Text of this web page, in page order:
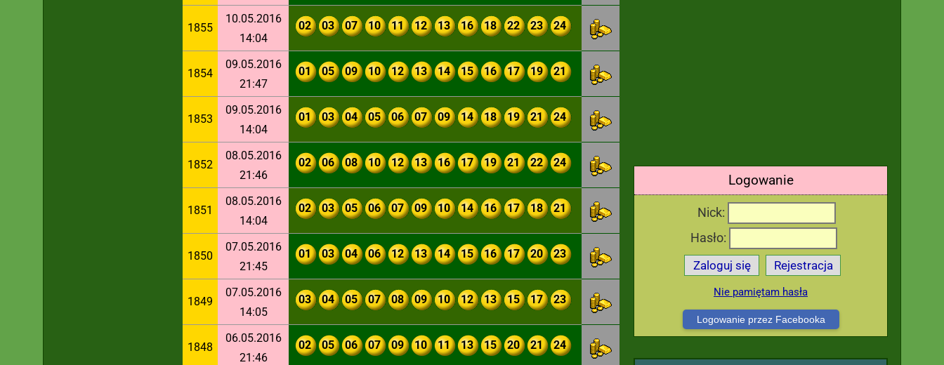
Logowanie
Nick:
Hasło:
Zaloguj się Rejestracja
Nie pamiętam hasła
Logowanie przez Facebooka
1855
10.05.2016
14:04
02 03 07 10 11 12 13 16 18 22 23 24
1854
09.05.2016
21:47
01 05 09 10 12 13 14 15 16 17 19 21
1853
09.05.2016
14:04
01 03 04 05 06 07 09 14 18 19 21 24
1852
08.05.2016
21:46
02 06 08 10 12 13 16 17 19 21 22 24
1851
08.05.2016
14:04
02 03 05 06 07 09 10 14 16 17 18 21
1850
07.05.2016
21:45
01 03 04 06 12 13 14 15 16 17 20 23
1849
07.05.2016
14:05
03 04 05 07 08 09 10 12 13 15 17 23
1848
06.05.2016
21:46
02 05 06 07 09 10 11 13 15 20 21 24